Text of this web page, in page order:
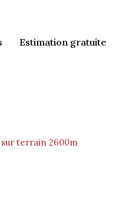
estimation gratuite
sur terrain 2600m